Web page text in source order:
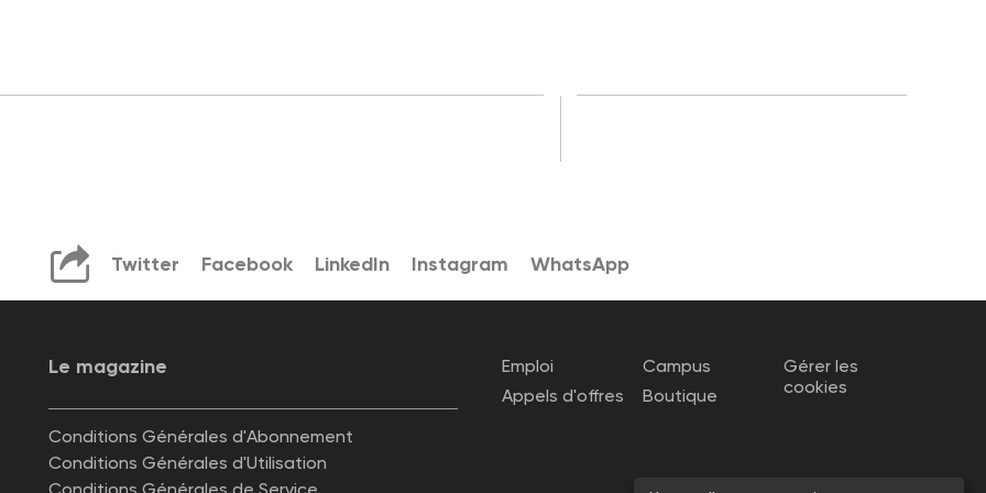
Twitter Facebook LinkedIn Instagram WhatsApp
Le magazine
Conditions Générales d'Abonnement
Conditions Générales d'Utilisation
Emploi
Appels d'offres
Campus
Boutique
Gérer les
cookies